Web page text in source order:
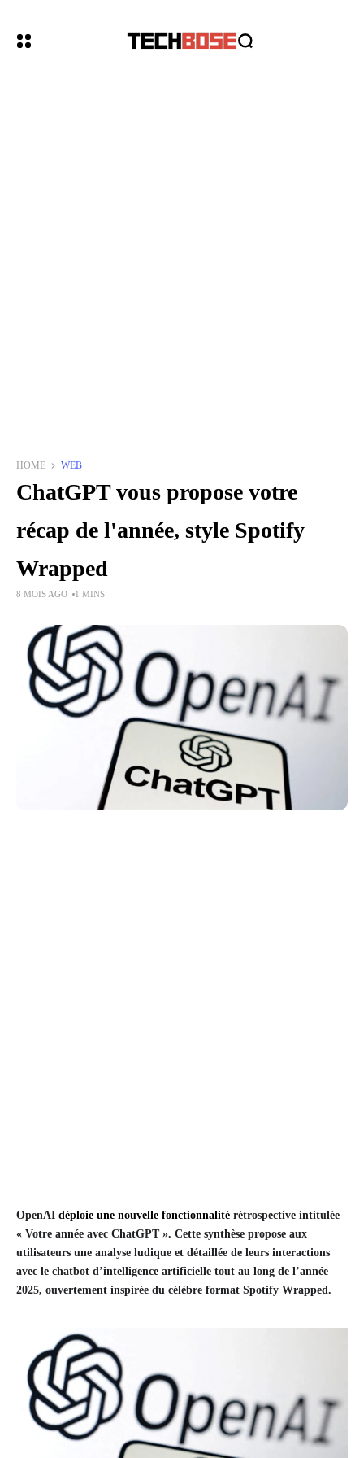
HOME WEB
ChatGPT vous propose votre
récap de l'année, style Spotify
Wrapped
8 MOIS AGO 1 MINS
OpenAI déploie une nouvelle fonctionnalité rétrospective intitulée
« Votre année avec ChatGPT ». Cette synthèse propose aux
utilisateurs une analyse ludique et détaillée de leurs interactions
avec le chatbot d’intelligence artificielle tout au long de l’année
2025, ouvertement inspirée du célèbre format Spotify Wrapped.